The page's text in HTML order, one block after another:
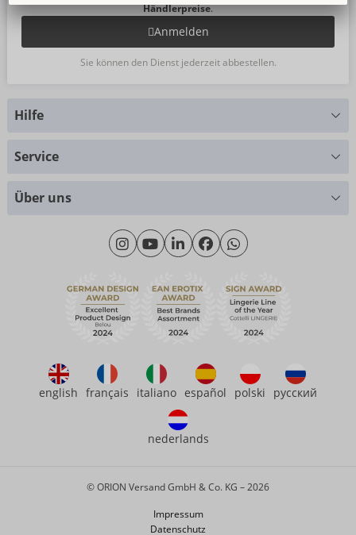
Händlerpreise.
Anmelden
Sie können den Dienst jederzeit abbestellen.
Hilfe
Montag - Donnerstag: 09:00 - 16:00 Uhr
Freitag: 09:00 - 15:00 Uhr
Kontakt
Häufige Fragen
Service
Über uns
Wir über uns
Nachhaltigkeit
eroFame
english français italiano español polski русский
nederlands
Impressum
Datenschutz
© ORION Versand GmbH & Co. KG – 2026